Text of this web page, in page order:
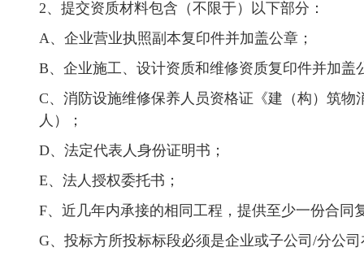
2、提交资质材料包含（不限于）以下部分：
A、企业营业执照副本复印件并加盖公章；
B、企业施工、设计资质和维修资质复印件并加盖
C、消防设施维修保养人员资格证《建（构）筑
人）；
D、法定代表人身份证明书；
E、法人授权委托书；
F、近几年内承接的相同工程，提供至少一份合同
G、投标方所投标标段必须是企业或子公司/分公